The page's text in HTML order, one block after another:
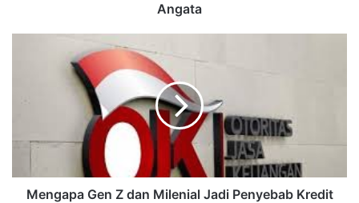
Angata
Mengapa Gen Z dan Milenial Jadi Penyebab Kredit